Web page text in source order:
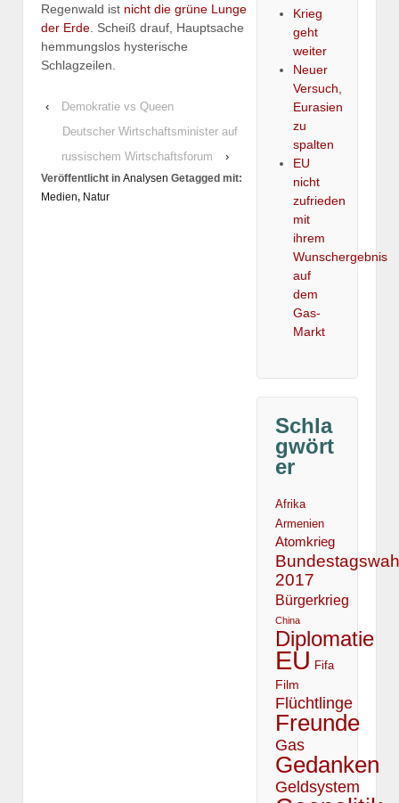
Regenwald ist nicht die grüne Lunge
der Erde . Scheiß drauf, Hauptsache
hemmungslos hysterische
Schlagzeilen.
‹
Demokratie vs Queen
Deutscher Wirtschaftsminister auf
russischem Wirtschaftsforum
›
Veröffentlicht in Analysen Getagged mit:
Medien, Natur
Krieg
geht
weiter
Neuer
Versuch,
Eurasien
zu
spalten
EU
nicht
zufrieden
mit
ihrem
Wunschergebnis
auf
dem
Gas-
Markt
Schla
gwört
er
Afrika
Armenien
Atomkrieg
2017
Bürgerkrieg
China
Diplomatie
EU Fifa
Film
Flüchtlinge
Freunde
Gas
Gedanken
Geldsystem